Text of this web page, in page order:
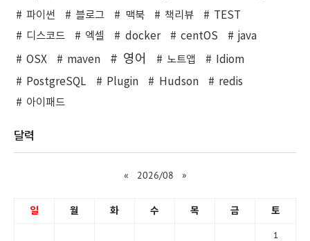
파이썬
블로그 맥북 책리뷰
TEST
디스코드
엑셀 docker centOS
java
OSX
maven 영어 노트앱
Idiom
PostgreSQL
Plugin Hudson
redis
아이패드
달력
« 2026/08 »
일 월 화 수 목 금 토
1